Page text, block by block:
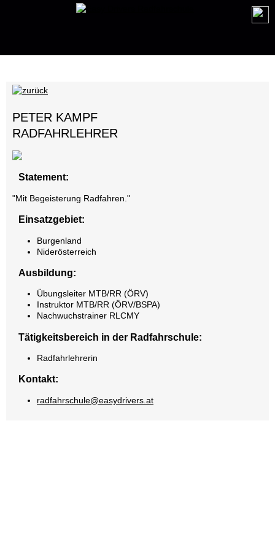
PETER KAMPF
RADFAHRLEHRER
Statement:
"Mit Begeisterung Radfahren."
Einsatzgebiet:
Burgenland
Niderösterreich
Ausbildung:
Übungsleiter MTB/RR (ÖRV)
Instruktor MTB/RR (ÖRV/BSPA)
Nachwuchstrainer RLCMY
Tätigkeitsbereich in der Radfahrschule:
Radfahrlehrerin
Kontakt:
radfahrschule@easydrivers.at